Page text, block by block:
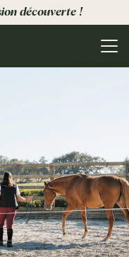
découverte !